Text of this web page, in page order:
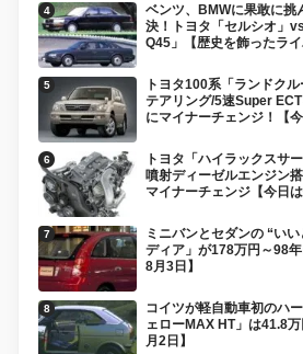
ベンツ、BMWに果敢に挑
決！トヨタ「セルシオ」
Q45」【歴史を飾ったライ
トヨタ100系「ランドク
テアリング/5速Super
にマイナーチェンジ！【
トヨタ「ハイラックスサ
噴射ディーゼルエンジン
マイナーチェンジ【今日
ミニバンとセダンの “い
ディア」が178万円～98
8月3日】
コイツが軽自動車初のハ
ェローMAX HT」は41.8
月2日】